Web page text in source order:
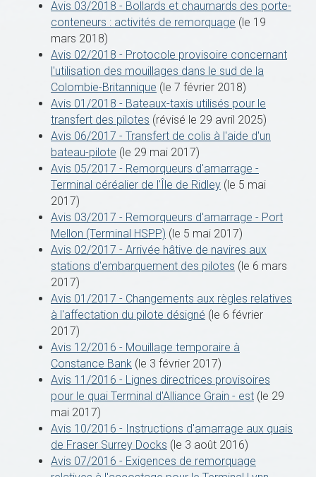
Avis 03/2018 - Bollards et chaumards des porte-
conteneurs : activités de remorquage (le 19
mars 2018)
Avis 02/2018 - Protocole provisoire concernant
l'utilisation des mouillages dans le sud de la
Colombie-Britannique (le 7 février 2018)
Avis 01/2018 - Bateaux-taxis utilisés pour le
transfert des pilotes (révisé le 29 avril 2025)
Avis 06/2017 - Transfert de colis à l'aide d'un
bateau-pilote (le 29 mai 2017)
Avis 05/2017 - Remorqueurs d'amarrage -
Terminal céréalier de l'Île de Ridley (le 5 mai
2017)
Avis 03/2017 - Remorqueurs d'amarrage - Port
Mellon (Terminal HSPP) (le 5 mai 2017)
Avis 02/2017 - Arrivée hâtive de navires aux
stations d'embarquement des pilotes (le 6 mars
2017)
Avis 01/2017 - Changements aux règles relatives
à l'affectation du pilote désigné (le 6 février
2017)
Avis 12/2016 - Mouillage temporaire à
Constance Bank (le 3 février 2017)
Avis 11/2016 - Lignes directrices provisoires
pour le quai Terminal d'Alliance Grain - est (le 29
mai 2017)
Avis 10/2016 - Instructions d'amarrage aux quais
de Fraser Surrey Docks (le 3 août 2016)
Avis 07/2016 - Exigences de remorquage